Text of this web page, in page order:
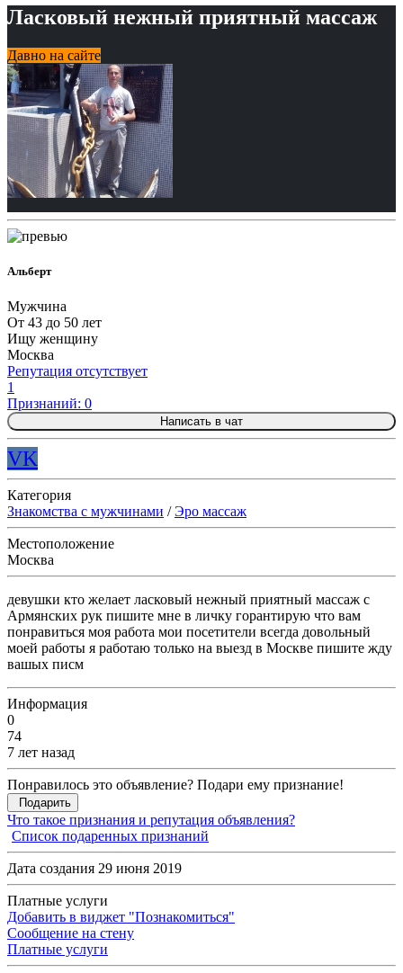
Ласковый нежный приятный массаж
Давно на сайте
Альберт
Мужчина
От 43 до 50 лет
Ищу женщину
Москва
Репутация отсутствует
1
Признаний: 0
Написать в чат
VK
Категория
Знакомства с мужчинами /Эро массаж
Местоположение
Москва
девушки кто желает ласковый нежный приятный массаж с
Армянских рук пишите мне в личку горантирую что вам
понравиться моя работа мои посетители всегда довольный
моей работы я работаю только на выезд в Москве пишите жду
вашых писм
Информация
0
74
7 лет назад
Понравилось это объявление? Подари ему признание!
Подарить
Что такое признания и репутация объявления?
Список подаренных признаний
Дата создания 29 июня 2019
Платные услуги
Добавить в виджет "Познакомиться"
Сообщение на стену
Платные услуги